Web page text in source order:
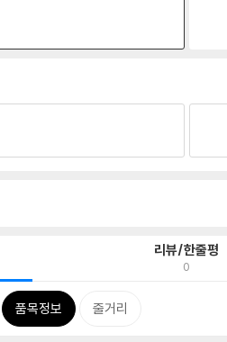
리뷰/한줄평
0
품목정보 줄거리